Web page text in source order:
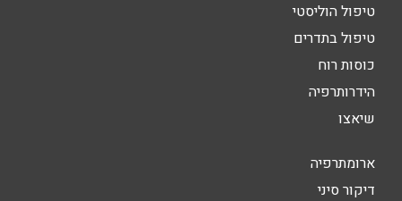
טיפול הוליסטי
טיפול בתדרים
כוסות רוח
הידרותרפיה
שיאצו
ארומתרפיה
דיקור סיני